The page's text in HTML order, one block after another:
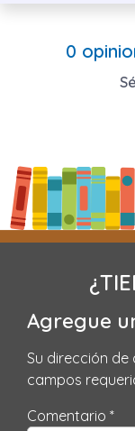
0
Agregue
Su dirección de
campos
Comentario *